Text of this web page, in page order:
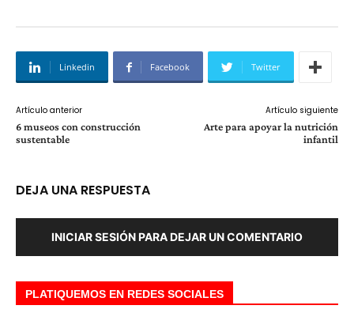
Linkedin Facebook Twitter
Artículo anterior
6 museos con construcción
sustentable
Artículo siguiente
Arte para apoyar la nutrición
infantil
DEJA UNA RESPUESTA
INICIAR SESIÓN PARA DEJAR UN COMENTARIO
PLATIQUEMOS EN REDES SOCIALES